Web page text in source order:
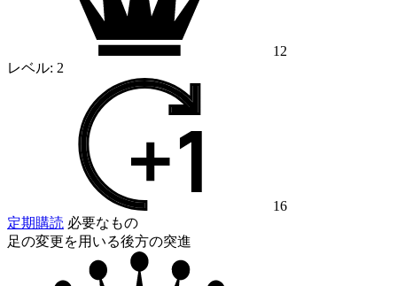
12
レベル: 2
16
定期購読 必要なもの
足の変更を用いる後方の突進